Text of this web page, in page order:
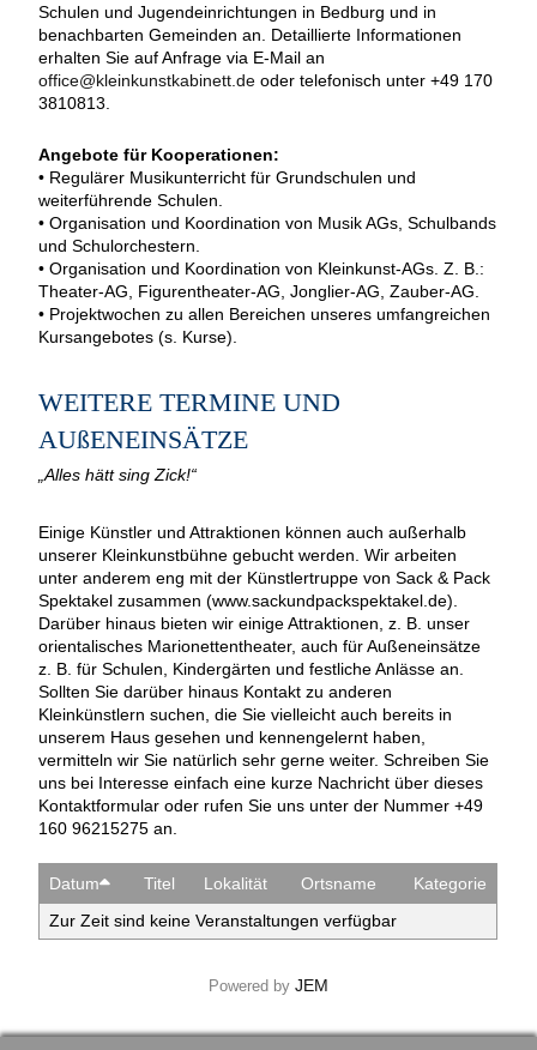
Schulen und Jugendeinrichtungen in Bedburg und in
benachbarten Gemeinden an. Detaillierte Informationen
erhalten Sie auf Anfrage via E-Mail an
office@kleinkunstkabinett.de oder telefonisch unter +49 170
3810813.
Angebote für Kooperationen:
• Regulärer Musikunterricht für Grundschulen und
weiterführende Schulen.
• Organisation und Koordination von Musik AGs, Schulbands
und Schulorchestern.
• Organisation und Koordination von Kleinkunst-AGs. Z. B.:
Theater-AG, Figurentheater-AG, Jonglier-AG, Zauber-AG.
• Projektwochen zu allen Bereichen unseres umfangreichen
Kursangebotes (s. Kurse).
WEITERE TERMINE UND
AUßENEINSÄTZE
„Alles hätt sing Zick!“
Einige Künstler und Attraktionen können auch außerhalb
unserer Kleinkunstbühne gebucht werden. Wir arbeiten
unter anderem eng mit der Künstlertruppe von Sack & Pack
Spektakel zusammen (www.sackundpackspektakel.de).
Darüber hinaus bieten wir einige Attraktionen, z. B. unser
orientalisches Marionettentheater, auch für Außeneinsätze
z. B. für Schulen, Kindergärten und festliche Anlässe an.
Sollten Sie darüber hinaus Kontakt zu anderen
Kleinkünstlern suchen, die Sie vielleicht auch bereits in
unserem Haus gesehen und kennengelernt haben,
vermitteln wir Sie natürlich sehr gerne weiter. Schreiben Sie
uns bei Interesse einfach eine kurze Nachricht über dieses
Kontaktformular oder rufen Sie uns unter der Nummer +49
160 96215275 an.
Datum Titel Lokalität Ortsname
Kategorie
Zur Zeit sind keine Veranstaltungen verfügbar
Powered by JEM